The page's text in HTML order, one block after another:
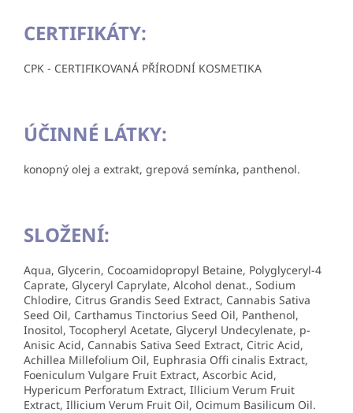
CERTIFIKÁTY:
CPK - CERTIFIKOVANÁ PŘÍRODNÍ KOSMETIKA
ÚČINNÉ LÁTKY:
konopný olej a extrakt, grepová semínka, panthenol.
SLOŽENÍ:
Aqua, Glycerin, Cocoamidopropyl Betaine, Polyglyceryl-4
Caprate, Glyceryl Caprylate, Alcohol denat., Sodium
Chlodire, Citrus Grandis Seed Extract, Cannabis Sativa
Seed Oil, Carthamus Tinctorius Seed Oil, Panthenol,
Inositol, Tocopheryl Acetate, Glyceryl Undecylenate, p-
Anisic Acid, Cannabis Sativa Seed Extract, Citric Acid,
Achillea Millefolium Oil, Euphrasia Offi cinalis Extract,
Foeniculum Vulgare Fruit Extract, Ascorbic Acid,
Hypericum Perforatum Extract, Illicium Verum Fruit
Extract, Illicium Verum Fruit Oil, Ocimum Basilicum Oil.